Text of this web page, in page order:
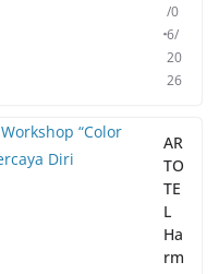
/0
6/
20
26
AR
TO
TE
L
Ha
rm